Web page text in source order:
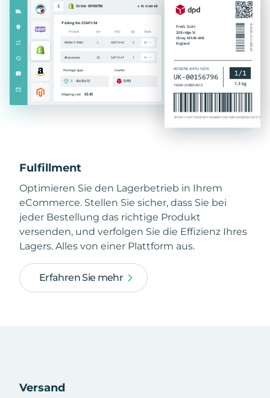
Fulfillment
Optimieren Sie den Lagerbetrieb in Ihrem
eCommerce. Stellen Sie sicher, dass Sie bei
jeder Bestellung das richtige Produkt
versenden, und verfolgen Sie die Effizienz Ihres
Lagers. Alles von einer Plattform aus.
Erfahren Sie mehr
Versand